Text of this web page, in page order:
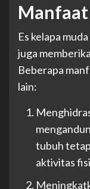
Manfaat
Es kelapa
juga
Beberapa
lain:
tubuh
aktivitas